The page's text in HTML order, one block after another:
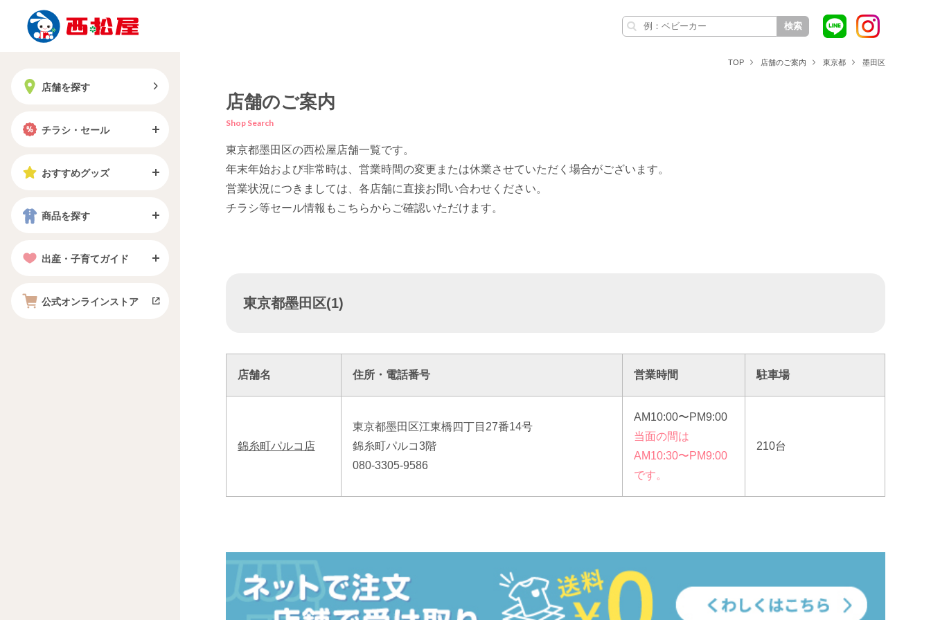
検索
店舗を探す
チラシ・セール
おすすめグッズ
商品を探す
出産・子育てガイド
公式オンラインストア
TOP 店舗のご案内 東京都 墨田区
店舗のご案内
Shop Search
東京都墨田区の西松屋店舗一覧です。
年末年始および非常時は、営業時間の変更または休業させていただく場合がございます。
営業状況につきましては、各店舗に直接お問い合わせください。
チラシ等セール情報もこちらからご確認いただけます。
東京都墨田区(1)
店舗名 住所・電話番号 営業時間 駐車場
錦糸町パルコ店
東京都墨田区江東橋四丁目27番14号
錦糸町パルコ3階
080-3305-9586
AM10:00〜PM9:00
当面の間は
AM10:30〜PM9:00
です。
210台